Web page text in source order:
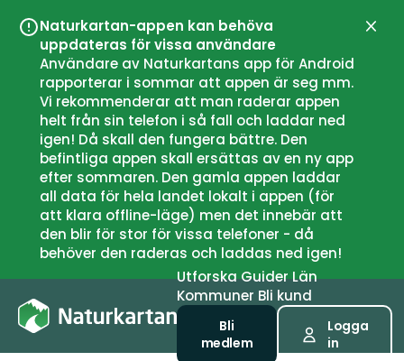
Naturkartan-appen kan behöva
uppdateras för vissa användare
Användare av Naturkartans app för Android
rapporterar i sommar att appen är seg mm.
Vi rekommenderar att man raderar appen
helt från sin telefon i så fall och laddar ned
igen! Då skall den fungera bättre. Den
befintliga appen skall ersättas av en ny app
efter sommaren. Den gamla appen laddar
all data för hela landet lokalt i appen (för
att klara offline-läge) men det innebär att
den blir för stor för vissa telefoner - då
behöver den raderas och laddas ned igen!
UtforskaGuiderLän
Kommuner Bli kund
Bli
medlem
Logga
in